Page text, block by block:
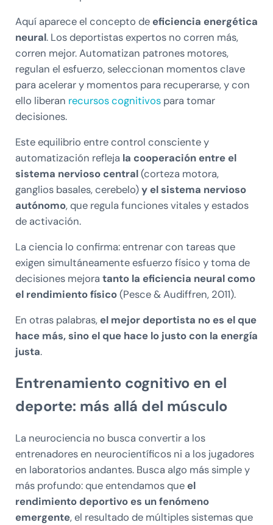
Aquí aparece el concepto de eficiencia energética
neural. Los deportistas expertos no corren más,
corren mejor. Automatizan patrones motores,
regulan el esfuerzo, seleccionan momentos clave
para acelerar y momentos para recuperarse, y con
ello liberan recursos cognitivospara tomar
decisiones.
Este equilibrio entre control consciente y
automatización refleja la cooperación entre el
sistema nervioso central(corteza motora,
ganglios basales, cerebelo)y el sistema nervioso
autónomo, que regula funciones vitales y estados
de activación.
La ciencia lo confirma: entrenar con tareas que
exigen simultáneamente esfuerzo físico y toma de
decisiones mejora tanto la eficiencia neural como
el rendimiento físico(Pesce & Audiffren, 2011).
En otras palabras, el mejor deportista no es el que
hace más, sino el que hace lo justo con la energía
justa.
Entrenamiento cognitivo en el
deporte: más allá del músculo
La neurociencia no busca convertir a los
entrenadores en neurocientíficos ni a los jugadores
en laboratorios andantes. Busca algo más simple y
más profundo: que entendamos que el
rendimiento deportivo es un fenómeno
emergente, el resultado de múltiples sistemas que